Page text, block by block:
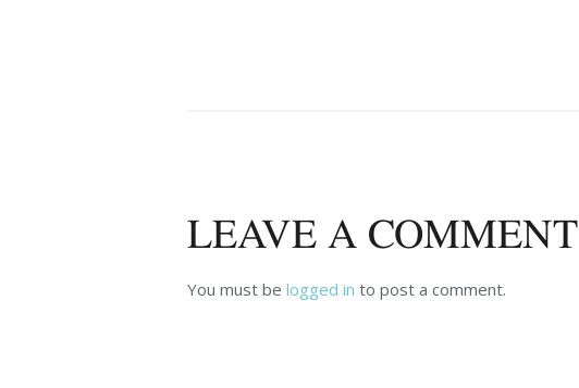
LEAVE A COMMENT
You must be logged in to post a comment.